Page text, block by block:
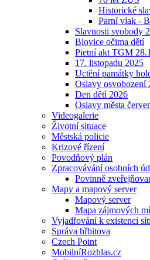
Historické
Parní vlak -
Slavnosti svobody
Blovice očima dětí
Pietní akt TGM
17. listopadu 2025
Uctění památky
Oslavy osvobození
Den dětí 2026
Oslavy města
Videogalerie
Životní situace
Městská policie
Krizové řízení
Povodňový plán
Zpracovávání osobních
Povinně
Mapy a mapový server
Mapový server
Mapa zájmových
Vyjadřování k existenci
Správa hřbitova
Czech Point
MobilníRozhlas.cz